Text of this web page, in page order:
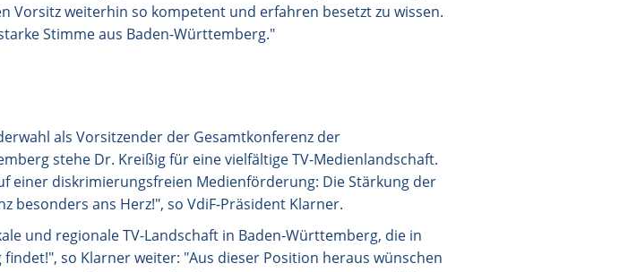
Vorsitz weiterhin so kompetent und erfahren besetzt zu wissen.
Stimme aus Baden-Württemberg."
als Vorsitzender der Gesamtkonferenz der
stehe Dr. Kreißig für eine vielfältige TV-Medienlandschaft.
einer diskrimierungsfreien Medienförderung: Die Stärkung der
besonders ans Herz!", so VdiF-Präsident Klarner.
und regionale TV-Landschaft in Baden-Württemberg, die in
so Klarner weiter: "Aus dieser Position heraus wünschen